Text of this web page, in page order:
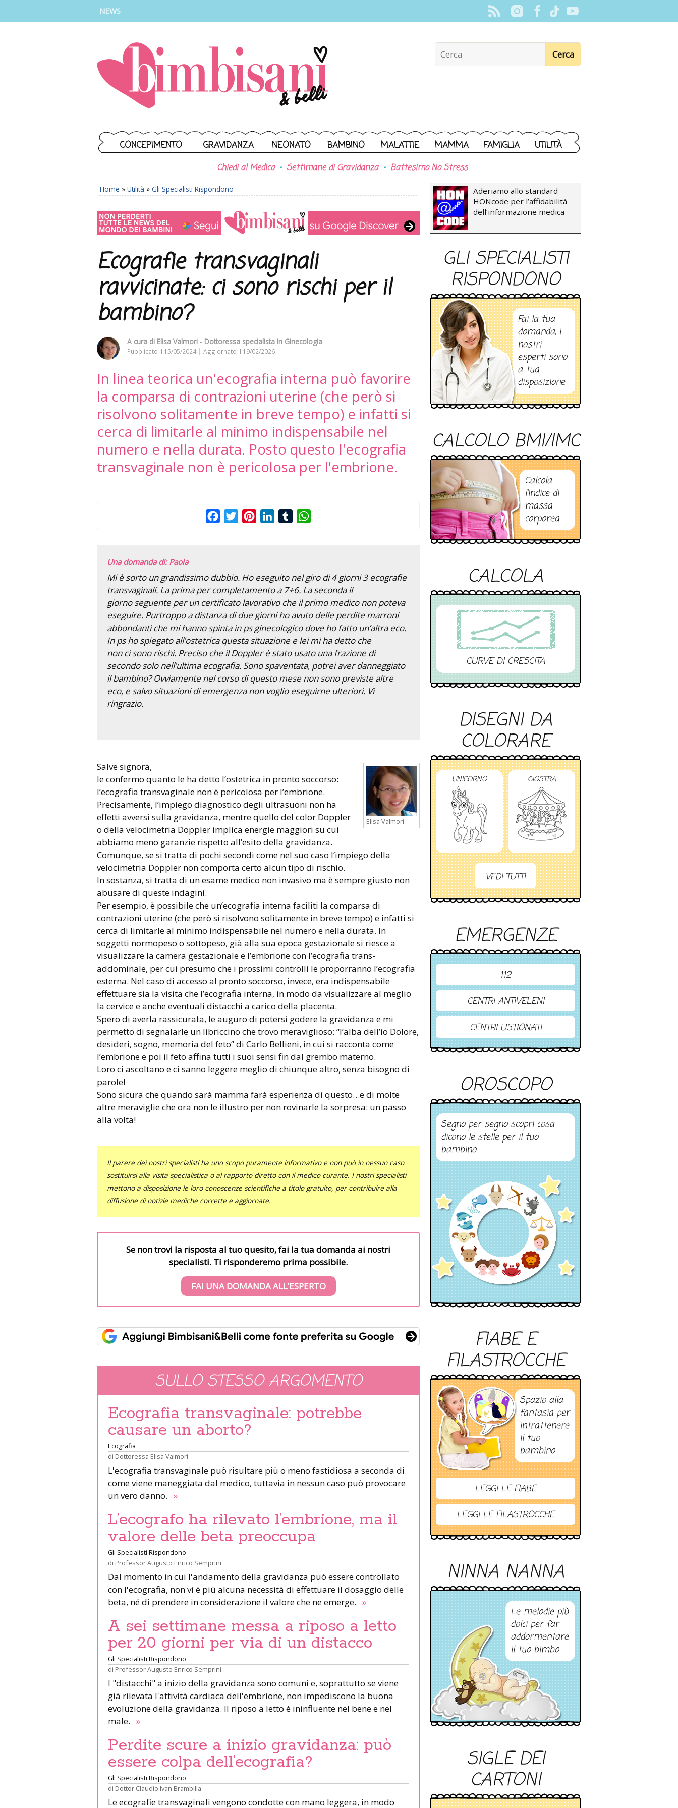
NEWS
CONCEPIMENTO GRAVIDANZA NEONATO BAMBINO MALATTIE MAMMA FAMIGLIA UTILITÀ
Chiedi al Medico Settimane di Gravidanza Battesimo No Stress
Home » Utilità » Gli Specialisti Rispondono
Ecografie transvaginali
ravvicinate: ci sono rischi per il
bambino?
A cura di Elisa Valmori - Dottoressa specialista in Ginecologia
Pubblicato il 15/05/2024 Aggiornato il 19/02/2026
In linea teorica un'ecografia interna può favorire
la comparsa di contrazioni uterine (che però si
risolvono solitamente in breve tempo) e infatti si
cerca di limitarle al minimo indispensabile nel
numero e nella durata. Posto questo l'ecografia
transvaginale non è pericolosa per l'embrione.
FacebookTwitterPinterestLinkedInTumblr
Una domanda di: Paola
Mi è sorto un grandissimo dubbio. Ho eseguito nel giro di 4 giorni 3 ecografie
transvaginali. La prima per completamento a 7+6. La seconda il
giorno seguente per un certificato lavorativo che il primo medico non poteva
eseguire. Purtroppo a distanza di due giorni ho avuto delle perdite marroni
abbondanti che mi hanno spinta in ps ginecologico dove ho fatto un’altra eco.
In ps ho spiegato all’ostetrica questa situazione e lei mi ha detto che
non ci sono rischi. Preciso che il Doppler è stato usato una frazione di
secondo solo nell’ultima ecografia. Sono spaventata, potrei aver danneggiato
il bambino? Ovviamente nel corso di questo mese non sono previste altre
eco, e salvo situazioni di emergenza non voglio eseguirne ulteriori. Vi
ringrazio.
Elisa Valmori
Salve signora,
le confermo quanto le ha detto l’ostetrica in pronto soccorso:
l’ecografia transvaginale non è pericolosa per l’embrione.
Precisamente, l’impiego diagnostico degli ultrasuoni non ha
effetti avversi sulla gravidanza, mentre quello del color Doppler
o della velocimetria Doppler implica energie maggiori su cui
abbiamo meno garanzie rispetto all’esito della gravidanza.
Comunque, se si tratta di pochi secondi come nel suo caso l’impiego della
velocimetria Doppler non comporta certo alcun tipo di rischio.
In sostanza, si tratta di un esame medico non invasivo ma è sempre giusto non
abusare di queste indagini.
Per esempio, è possibile che un’ecografia interna faciliti la comparsa di
contrazioni uterine (che però si risolvono solitamente in breve tempo) e infatti si
cerca di limitarle al minimo indispensabile nel numero e nella durata. In
soggetti normopeso o sottopeso, già alla sua epoca gestazionale si riesce a
visualizzare la camera gestazionale e l’embrione con l’ecografia trans-
addominale, per cui presumo che i prossimi controlli le proporranno l’ecografia
esterna. Nel caso di accesso al pronto soccorso, invece, era indispensabile
effettuare sia la visita che l’ecografia interna, in modo da visualizzare al meglio
la cervice e anche eventuali distacchi a carico della placenta.
Spero di averla rassicurata, le auguro di potersi godere la gravidanza e mi
permetto di segnalarle un libriccino che trovo meraviglioso: “l’alba dell’io Dolore,
desideri, sogno, memoria del feto” di Carlo Bellieni, in cui si racconta come
l’embrione e poi il feto affina tutti i suoi sensi fin dal grembo materno.
Loro ci ascoltano e ci sanno leggere meglio di chiunque altro, senza bisogno di
parole!
Sono sicura che quando sarà mamma farà esperienza di questo…e di molte
altre meraviglie che ora non le illustro per non rovinarle la sorpresa: un passo
alla volta!
Il parere dei nostri specialisti ha uno scopo puramente informativo e non può in nessun caso
sostituirsi alla visita specialistica o al rapporto diretto con il medico curante. I nostri specialisti
mettono a disposizione le loro conoscenze scientifiche a titolo gratuito, per contribuire alla
diffusione di notizie mediche corrette e aggiornate.
Se non trovi la risposta al tuo quesito, fai la tua domanda ai nostri
specialisti. Ti risponderemo prima possibile.
FAI UNA DOMANDA ALL’ESPERTO
SULLO STESSO ARGOMENTO
Ecografia transvaginale: potrebbe
causare un aborto?
Ecografia
di Dottoressa Elisa Valmori
L'ecografia transvaginale può risultare più o meno fastidiosa a seconda di
come viene maneggiata dal medico, tuttavia in nessun caso può provocare
un vero danno. »
L’ecografo ha rilevato l’embrione, ma il
valore delle beta preoccupa
Gli Specialisti Rispondono
di Professor Augusto Enrico Semprini
Dal momento in cui l'andamento della gravidanza può essere controllato
con l'ecografia, non vi è più alcuna necessità di effettuare il dosaggio delle
beta, né di prendere in considerazione il valore che ne emerge. »
A sei settimane messa a riposo a letto
per 20 giorni per via di un distacco
Gli Specialisti Rispondono
di Professor Augusto Enrico Semprini
I "distacchi" a inizio della gravidanza sono comuni e, soprattutto se viene
già rilevata l'attività cardiaca dell'embrione, non impediscono la buona
evoluzione della gravidanza. Il riposo a letto è ininfluente nel bene e nel
male. »
Perdite scure a inizio gravidanza: può
essere colpa dell’ecografia?
Gli Specialisti Rispondono
di Dottor Claudio Ivan Brambilla
Le ecografie transvaginali vengono condotte con mano leggera, in modo
Aderiamo allo standard
HONcode per l’affidabilità
dell’informazione medica
GLI SPECIALISTI
RISPONDONO
Fai la tua
domanda, i
nostri
esperti sono
a tua
disposizione
CALCOLO BMI/IMC
Calcola
l’indice di
massa
corporea
CALCOLA
CURVE DI CRESCITA
DISEGNI DA
COLORARE
UNICORNO GIOSTRA
VEDI TUTTI
EMERGENZE
112
CENTRI ANTIVELENI
CENTRI USTIONATI
OROSCOPO
Segno per segno scopri cosa
dicono le stelle per il tuo
bambino
FIABE E
FILASTROCCHE
Spazio alla
fantasia per
intrattenere
il tuo
bambino
LEGGI LE FIABE
LEGGI LE FILASTROCCHE
NINNA NANNA
Le melodie più
dolci per far
addormentare
il tuo bimbo
SIGLE DEI
CARTONI